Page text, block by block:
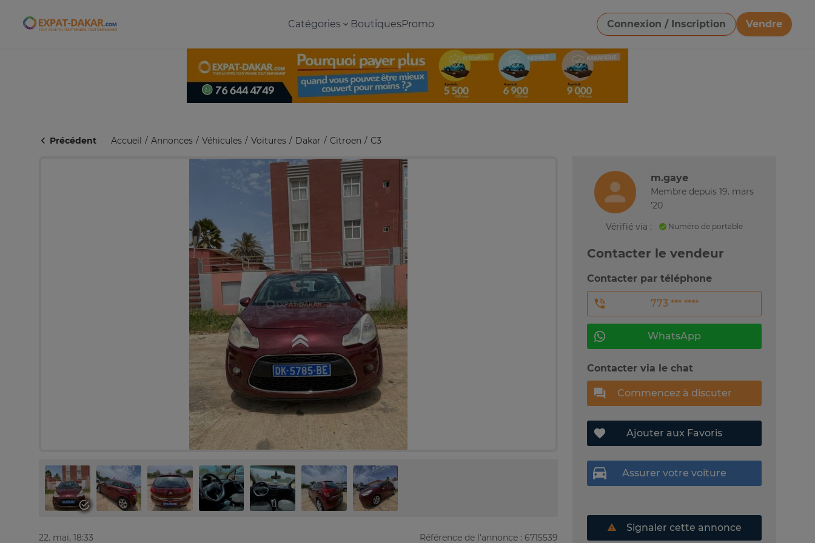
Expat-Dakar Catégories BoutiquesPromo Connexion / Inscription
Vendre
Télécharger une image
Précédent Accueil Annonces Véhicules Voitures Dakar Citroen C3
22. mai, 18:33 Référence de l'annonce : 6715539
m.gaye
Membre depuis 19. mars
'20
Vérifié via :
Numéro de portable
Contacter le vendeur
Contacter par téléphone
773 *** ****
WhatsApp
Contacter via le chat
Commencez à discuter
Ajouter aux Favoris
Assurer votre voiture
Signaler cette annonce